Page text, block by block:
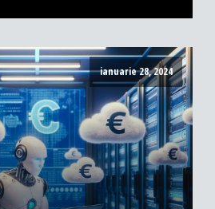
ianuarie 28, 2024